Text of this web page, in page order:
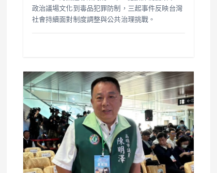
政治議場文化到毒品犯罪防制，三起事件反映台灣
社會持續面對制度調整與公共治理挑戰。